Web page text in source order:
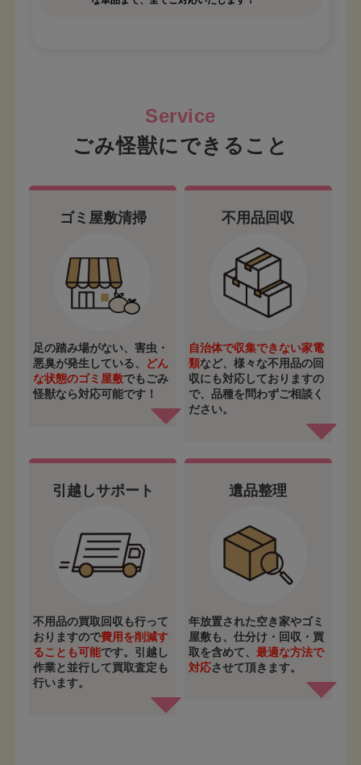
ごみ怪獣にできること
ゴミ屋敷清掃
足の踏み場がない、害虫・
悪臭が発生している、
どん
な状態のゴミ屋敷でもごみ
怪獣なら対応可能です！
不用品回収
自治体で収集できない家電
類など、様々な不用品の回
収にも対応しておりますの
で、品種を問わずご相談く
ださい。
引越しサポート
不用品の買取回収も行って
おりますので費用を削減す
ることも可能です。引越し
作業と並行して買取査定も
行います。
遺品整理
年放置された空き家やゴミ
屋敷も、仕分け・回収・買
取を含めて、 最適な方法で
対応させて頂きます。